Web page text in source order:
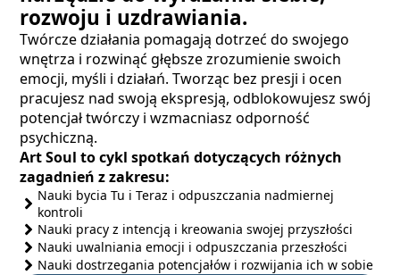
rozwoju i uzdrawiania.
Twórcze działania pomagają dotrzeć do swojego
wnętrza i rozwinąć głębsze zrozumienie swoich
emocji, myśli i działań. Tworząc bez presji i ocen
pracujesz nad swoją ekspresją, odblokowujesz swój
potencjał twórczy i wzmacniasz odporność
psychiczną.
Art Soul to cykl spotkań dotyczących różnych
zagadnień z zakresu:
Nauki bycia Tu i Teraz i odpuszczania nadmiernej
kontroli
Nauki pracy z intencją i kreowania swojej przyszłości
Nauki uwalniania emocji i odpuszczania przeszłości
Nauki dostrzegania potencjałów i rozwijania ich w sobie